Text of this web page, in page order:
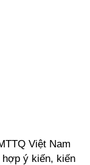
Việt Nam
hợp ý kiến, kiến